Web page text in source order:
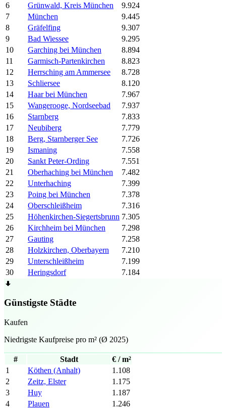
6
Grünwald, Kreis München
9.924
7
München
9.445
8
Gräfelfing
9.307
9
Bad Wiessee
9.295
10
Garching bei München
8.894
11
Garmisch-Partenkirchen
8.823
12
Herrsching am Ammersee
8.728
13
Schliersee
8.120
14
Haar bei München
7.967
15
Wangerooge, Nordseebad
7.937
16
Starnberg
7.833
17
Neubiberg
7.779
18
Berg, Starnberger See
7.726
19
Ismaning
7.558
20
Sankt Peter-Ording
7.551
21
Oberhaching bei München
7.482
22
Unterhaching
7.399
23
Poing bei München
7.378
24
Oberschleißheim
7.316
25
Höhenkirchen-Siegertsbrunn 7.305
26
Kirchheim bei München
7.298
27
Gauting
7.258
28
Holzkirchen, Oberbayern
7.210
29
Unterschleißheim
7.199
30
Heringsdorf 7.184
Günstigste Städte
Kaufen
Niedrigste Kaufpreise pro m² (Ø 2025)
# Stadt
€ / m²
1
Köthen (Anhalt)
1.108
2
Zeitz, Elster
1.175
3
Huy
1.187
4
Plauen
1.246